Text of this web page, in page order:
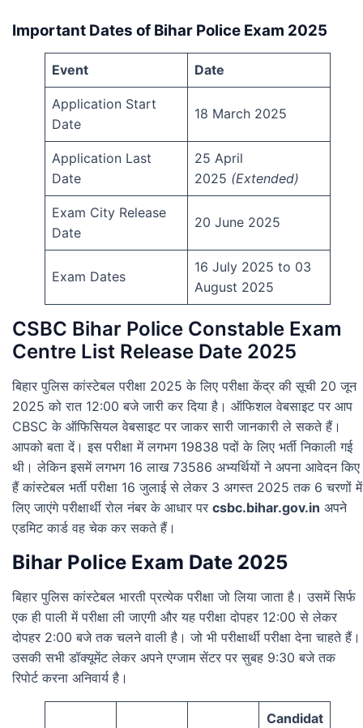
Important Dates of Bihar Police Exam 2025
Event Date
Application Start
Date
18 March 2025
Application Last
Date
25 April
2025 (Extended)
Exam City Release
Date
20 June 2025
Exam Dates
16 July 2025 to 03
August 2025
CSBC Bihar Police Constable Exam
Centre List Release Date 2025
बिहार पुलिस कांस्टेबल परीक्षा 2025 के लिए परीक्षा केंद्र की सूची 20 जून
2025 को रात 12:00 बजे जारी कर दिया है। ऑफिशल वेबसाइट पर आप
CBSC के ऑफिसियल वेबसाइट पर जाकर सारी जानकारी ले सकते हैं।
आपको बता दें। इस परीक्षा में लगभग 19838 पदों के लिए भर्ती निकाली गई
थी। लेकिन इसमें लगभग 16 लाख 73586 अभ्यर्थियों ने अपना आवेदन किए
हैं कांस्टेबल भर्ती परीक्षा 16 जुलाई से लेकर 3 अगस्त 2025 तक 6 चरणों में
लिए जाएंगे परीक्षार्थी रोल नंबर के आधार पर csbc.bihar.gov.in अपने
एडमिट कार्ड वह चेक कर सकते हैं।
Bihar Police Exam Date 2025
बिहार पुलिस कांस्टेबल भारती प्रत्येक परीक्षा जो लिया जाता है। उसमें सिर्फ
एक ही पाली में परीक्षा ली जाएगी और यह परीक्षा दोपहर 12:00 से लेकर
दोपहर 2:00 बजे तक चलने वाली है। जो भी परीक्षार्थी परीक्षा देना चाहते हैं।
उसकी सभी डॉक्यूमेंट लेकर अपने एग्जाम सेंटर पर सुबह 9:30 बजे तक
रिपोर्ट करना अनिवार्य है।
Candidat